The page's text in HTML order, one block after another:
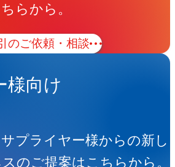
らから。
のご依頼・相談
様向け
プライヤー様からの新し
のご提案はこちらから。